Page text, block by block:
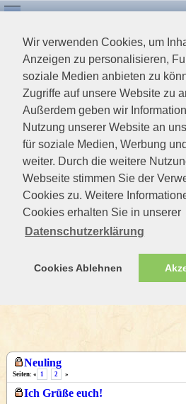
Wir verwenden Cookies, um
Anzeigen zu personalisieren,
soziale Medien anbieten zu
Zugriffe auf unsere Website zu
Außerdem geben wir
Nutzung unserer Website an
für soziale Medien, Werbung
weiter. Durch die weitere
Webseite stimmen Sie der
Cookies zu. Weitere
Cookies erhalten Sie in unserer
Datenschutzerklärung
Cookies Ablehnen
Neuling
Seiten: « 1 2 »
Ich Grüße euch!